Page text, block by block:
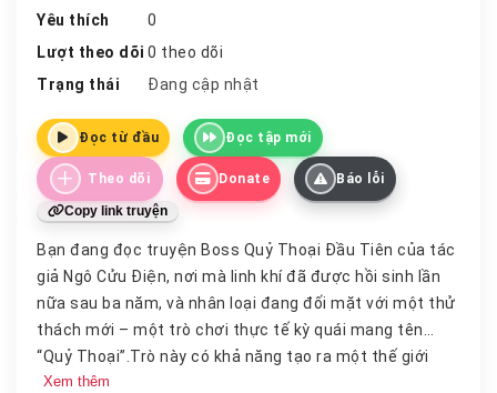
Yêu thích
0
Lượt theo dõi 0 theo dõi
Trạng thái
Đang cập nhật
Đọc từ đầu Đọc tập mới
Theo dõi Donate Báo lỗi
Copy link truyện
Bạn đang đọc truyện Boss Quỷ Thoại Đầu Tiên của tác
giả Ngô Cửu Điện, nơi mà linh khí đã được hồi sinh lần
nữa sau ba năm, và nhân loại đang đối mặt với một thử
thách mới – một trò chơi thực tế kỳ quái mang tên
“Quỷ Thoại”.Trò này có khả năng tạo ra một thế giới
riêng biệt từ những câu nói bí ẩn, và cung cấp cho
Xem thêm